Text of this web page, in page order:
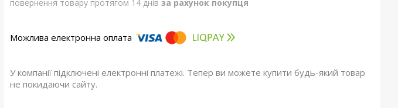
повернення товару протягом 14 днів за рахунок покупця
У компанії підключені електронні платежі. Тепер ви можете купити будь-який товар
не покидаючи сайту.